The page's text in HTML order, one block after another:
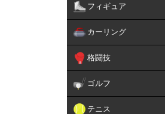
フィギュア
カーリング
格闘技
ゴルフ
テニス